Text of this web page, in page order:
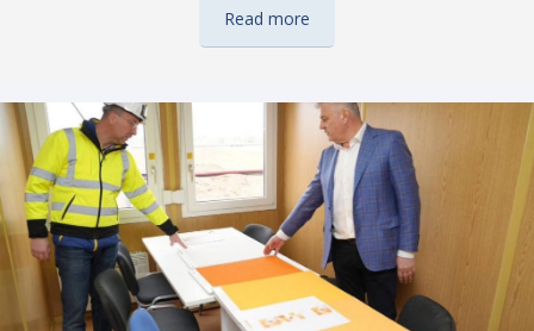
traficului rutier în nordul județului Ilfov și, în același timp, va
oferi pietonilor o traversare sigură și modernă. Lucrările sunt
Pistol, efectuează vizite săptămânale pe șantier pentru a
monitoriza progresul și a se asigura că proiectul este realizat
la cele mai bune standarde. Un nou pas concret pentru un oraș
mai sigur și mai bine organizat!
Read more